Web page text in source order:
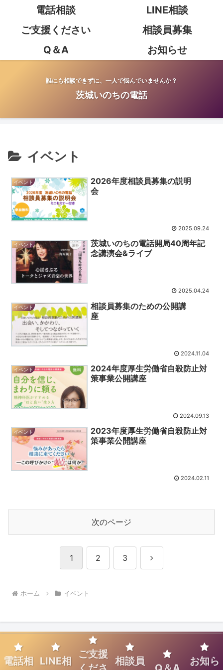
誰にも相談できずに、一人で悩んでいませんか？
茨城いのちの電話
電話相談
LINE相談
ご支援ください
相談員募集
Q＆A
お知らせ
イベント
イベント
2026年度相談員募集の説明
会
2025.09.24
イベント
茨城いのちの電話開局40周年記
念講演会&ライブ
2025.04.24
イベント
相談員募集のための公開講
座
2024.11.04
イベント
2024年度厚生労働省自殺防止対
策事業公開講座
2024.09.13
イベント
2023年度厚生労働省自殺防止対
策事業公開講座
2024.02.11
次のページ
1 2 3 次
ホーム イベント
茨城いのちの電話
電話相 LINE相
ご支援
相談員
お知ら